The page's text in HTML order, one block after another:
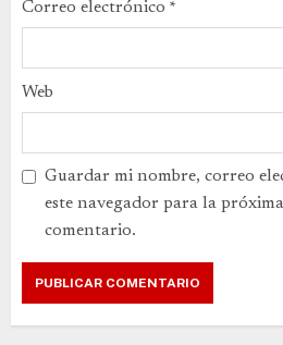
Correo electrónico *
Web
Guardar mi nombre, correo
este navegador para la
comentario.